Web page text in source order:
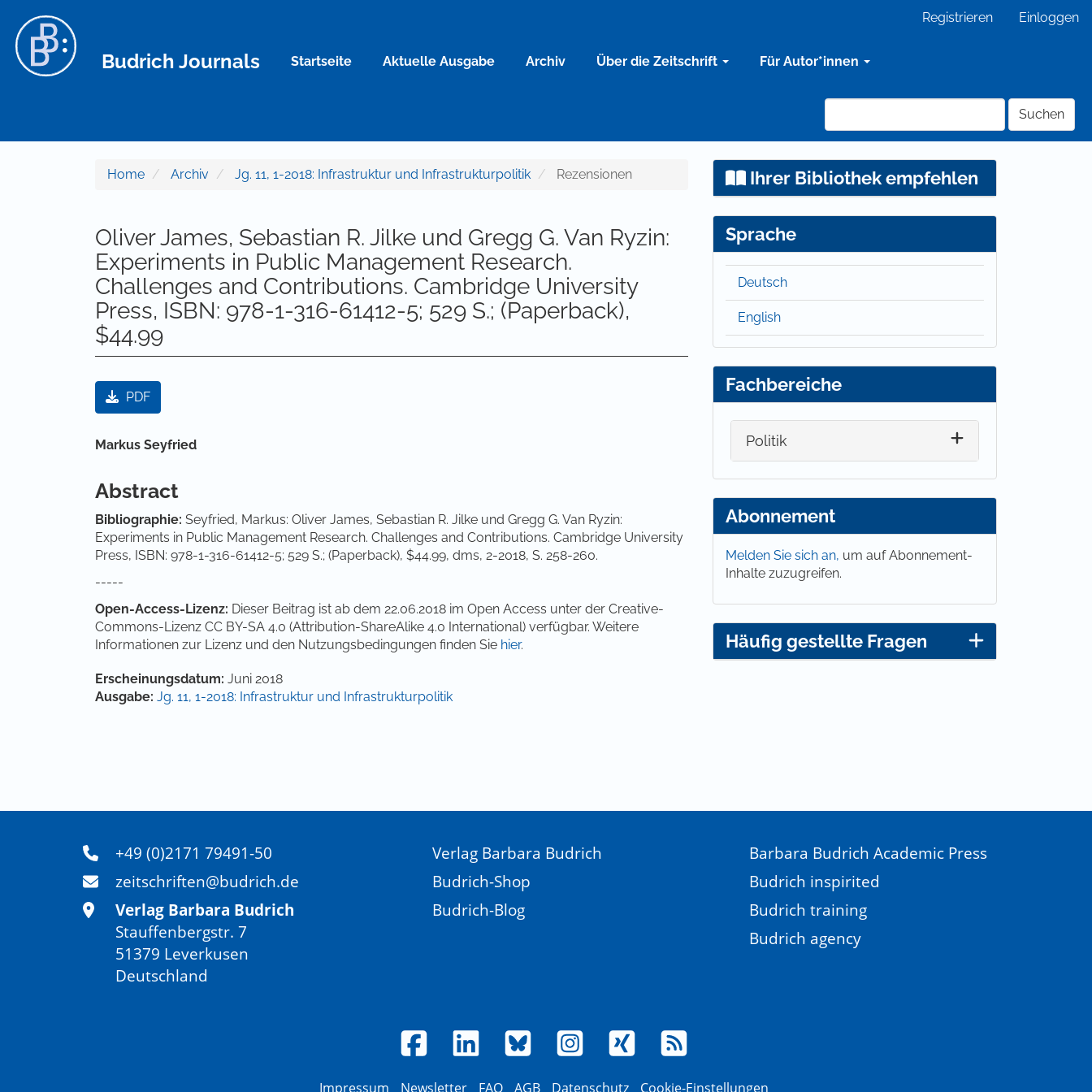
Hauptinhalt
Sidebar
Registrieren Einloggen
Budrich Journals Startseite Aktuelle Ausgabe Archiv Über die Zeitschrift Für Autor*innen
Suchen
Home Archiv Jg. 11, 1-2018: Infrastruktur und Infrastrukturpolitik Rezensionen
Oliver James, Sebastian R. Jilke und Gregg G. Van Ryzin:
Experiments in Public Management Research.
Challenges and Contributions. Cambridge University
Press, ISBN: 978-1-316-61412-5; 529 S.; (Paperback),
$44.99
Artikel-Sidebar
PDF
Hauptsächlicher Artikelinhalt
Markus Seyfried
Abstract
Bibliographie: Seyfried, Markus: Oliver James, Sebastian R. Jilke und Gregg G. Van Ryzin:
Experiments in Public Management Research. Challenges and Contributions. Cambridge University
Press, ISBN: 978-1-316-61412-5; 529 S.; (Paperback), $44.99, dms, 2-2018, S. 258-260.
-----
Open-Access-Lizenz: Dieser Beitrag ist ab dem 22.06.2018 im Open Access unter der Creative-
Commons-Lizenz CC BY-SA 4.0 (Attribution-ShareAlike 4.0 International) verfügbar. Weitere
Informationen zur Lizenz und den Nutzungsbedingungen finden Sie hier.
Artikel-Details
Erscheinungsdatum: Juni 2018
Ausgabe: Jg. 11, 1-2018: Infrastruktur und Infrastrukturpolitik
Ihrer Bibliothek empfehlen
Sprache
Deutsch
English
Fachbereiche
Politik
Abonnement
Melden Sie sich an, um auf Abonnement-
Inhalte zuzugreifen.
Häufig gestellte Fragen
+49 (0)2171 79491-50
zeitschriften@budrich.de
Verlag Barbara Budrich
Stauffenbergstr. 7
51379 Leverkusen
Deutschland
Verlag Barbara Budrich
Budrich-Shop
Budrich-Blog
Barbara Budrich Academic Press
Budrich inspirited
Budrich training
Budrich agency
Impressum Newsletter FAQ AGB Datenschutz Cookie-Einstellungen